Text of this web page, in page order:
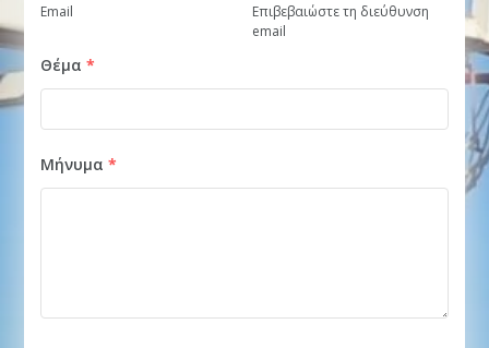
Email
Επιβεβαιώστε τη διεύθυνση
email
Θέμα *
Μήνυμα *